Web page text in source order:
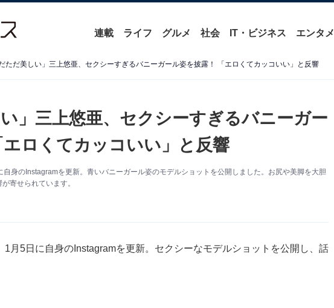
連載 ライフ グルメ 社会 IT・ビジネス エンタメ
だただ美しい」三上悠亜、セクシーすぎるバニーガール姿を披露！ 「エロくてカッコいい」と反響
い」三上悠亜、セクシーすぎるバニーガー
ロくてカッコいい」と反響
身のInstagramを更新。青いバニーガール姿のモデルショットを公開しました。お尻や美脚を大胆
寄せられています。
1月5日に自身のInstagramを更新。セクシーなモデルショットを公開し、話